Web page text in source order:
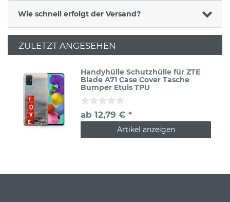
Wie schnell erfolgt der Versand?
ZULETZT ANGESEHEN
Handyhülle Schutzhülle für ZTE
Blade A71 Case Cover Tasche
Bumper Etuis TPU
ab 12,79 € *
Artikel anzeigen